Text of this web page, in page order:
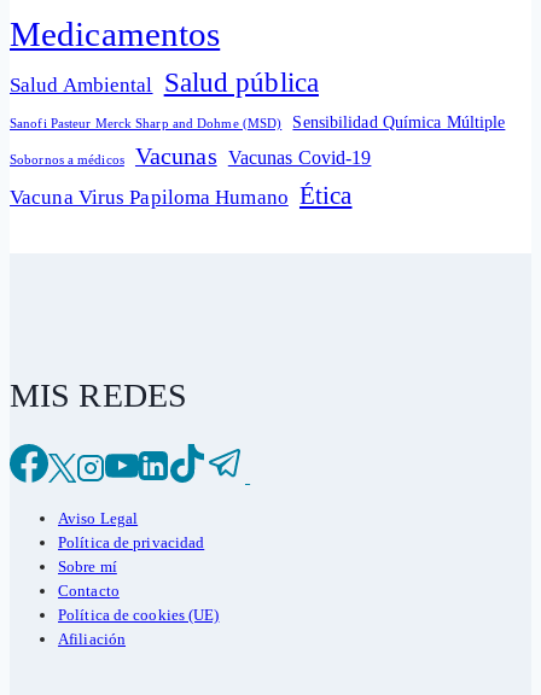
Medicamentos
Salud Ambiental Salud pública
Sanofi Pasteur Merck Sharp and Dohme (MSD) Sensibilidad Química Múltiple
Sobornos a médicos Vacunas Vacunas Covid-19
Vacuna Virus Papiloma Humano Ética
MIS REDES
Aviso Legal
Política de privacidad
Sobre mí
Contacto
Política de cookies (UE)
Afiliación